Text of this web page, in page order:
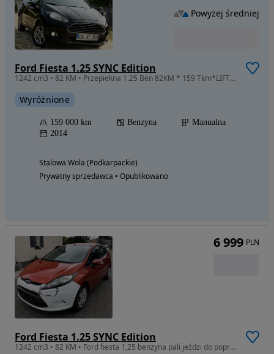
Ford Fiesta 1.25 SYNC Edition
1242 cm3 • 82 KM • Przepiekna 1.25 Ben 82KM * 159 Tkm*LIFT* Cala Orginal* IGIELECZKA!
Wyróżnione
159 000 km Benzyna
Manualna
2014
Stalowa Wola (Podkarpackie)
Prywatny sprzedawca • Opublikowano
Powyżej średniej
Ford Fiesta 1.25 SYNC Edition
1242 cm3 • 82 KM • Ford fiesta 1,25 benzyna pali jeździ do poprawek lakierniczych
6 999 PLN